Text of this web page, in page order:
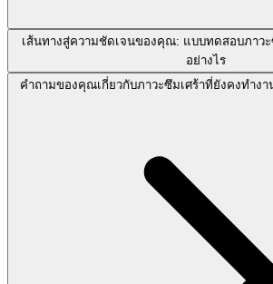
เส้นทางสู่ความชัดเจนของคุณ: แบบทดสอบภาวะ
อย่างไร
คำถามของคุณเกี่ยวกับภาวะซึมเศร้าที่ยังคงทำง